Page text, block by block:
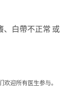
、白帶不正常 或
欢迎所有医生参与。